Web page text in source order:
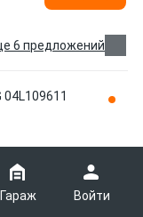
Гараж Войти
6 предложений
04L109611